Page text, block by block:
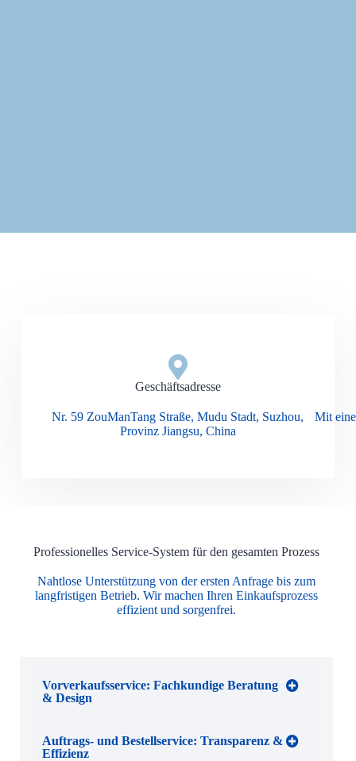
Geschäftsadresse
Nr. 59 ZouManTang Straße, Mudu Stadt, Suzhou,
Provinz Jiangsu, China
Mit
Professionelles Service-System für den gesamten Prozess
Nahtlose Unterstützung von der ersten Anfrage bis zum
langfristigen Betrieb. Wir machen Ihren Einkaufsprozess
effizient und sorgenfrei.
Vorverkaufsservice: Fachkundige Beratung
& Design
Auftrags- und Bestellservice: Transparenz &
Effizienz